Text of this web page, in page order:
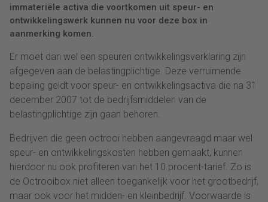
immateriële activa die voortkomen uit speur- en
ontwikkelingswerk kunnen nu voor deze box in
aanmerking komen.
Er moet dan wel een speuren ontwikkelingsverklaring zijn
afgegeven aan de belastingplichtige. Deze verruimende
bepaling geldt voor speur- en ontwikkelingsactiva die na 31
december 2007 tot de bedrijfsmiddelen van de
belastingplichtige zijn gaan behoren.
Bedrijven die geen octrooi hebben aangevraagd maar wel
speur- en ontwikkelingskosten hebben gemaakt, kunnen
hierdoor nu ook profiteren van het 10 procent-tarief. Zo is
de Octrooibox niet alleen toegankelijk voor het grootbedrijf,
maar ook voor het midden- en kleinbedrijf. Voorwaarde is